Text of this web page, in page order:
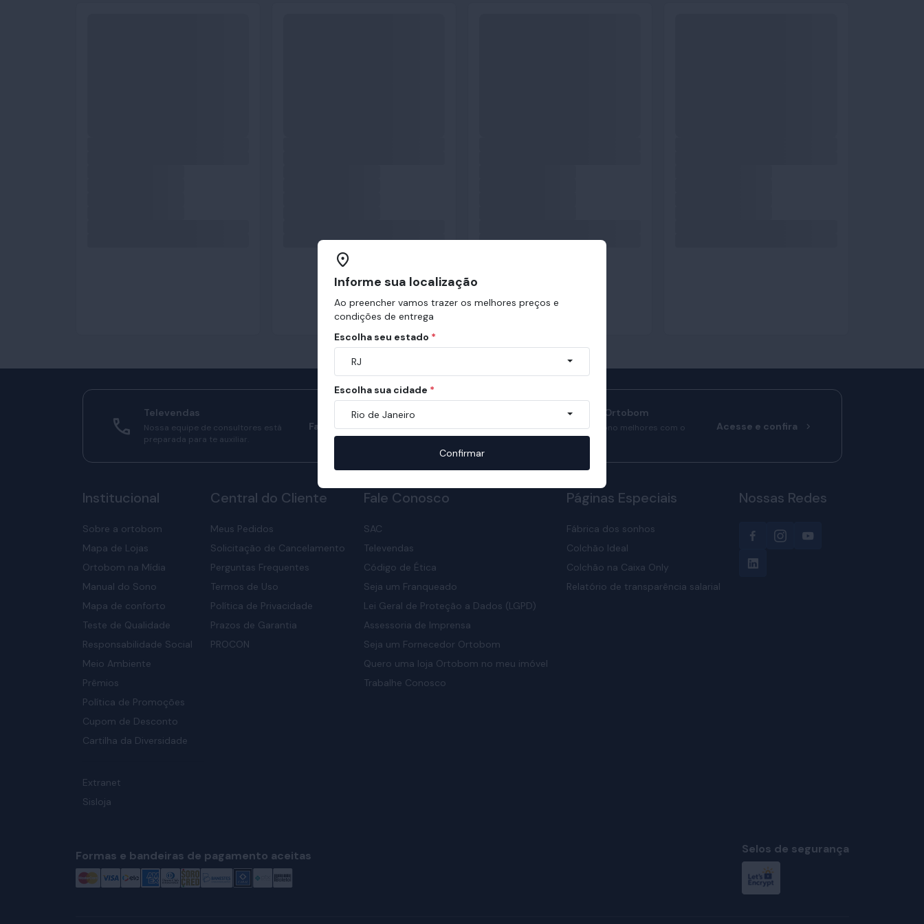
Televendas
Nossa equipe de consultores está
preparada para te auxiliar.
Fale com consultores
Manual do Sono Ortobom
Confira como ter sono melhores com o
nosso manual.
Acesse e confira
Institucional
Sobre a ortobom
Mapa de Lojas
Ortobom na Mídia
Manual do Sono
Mapa de conforto
Teste de Qualidade
Responsabilidade Social
Meio Ambiente
Prêmios
Política de Promoções
Cupom de Desconto
Cartilha da Diversidade
Extranet
Sisloja
Central do Cliente
Meus Pedidos
Solicitação de Cancelamento
Perguntas Frequentes
Termos de Uso
Política de Privacidade
Prazos de Garantia
PROCON
Fale Conosco
SAC
Televendas
Código de Ética
Seja um Franqueado
Lei Geral de Proteção a Dados (LGPD)
Assessoria de Imprensa
Seja um Fornecedor Ortobom
Quero uma loja Ortobom no meu imóvel
Trabalhe Conosco
Páginas Especiais
Fábrica dos sonhos
Colchão Ideal
Colchão na Caixa Only
Relatório de transparência salarial
Nossas Redes
Formas e bandeiras de pagamento aceitas Selos de segurança
Informe sua localização
Ao preencher vamos trazer os melhores preços e
condições de entrega
Escolha seu estado *
RJ
Escolha sua cidade *
Rio de Janeiro
Confirmar